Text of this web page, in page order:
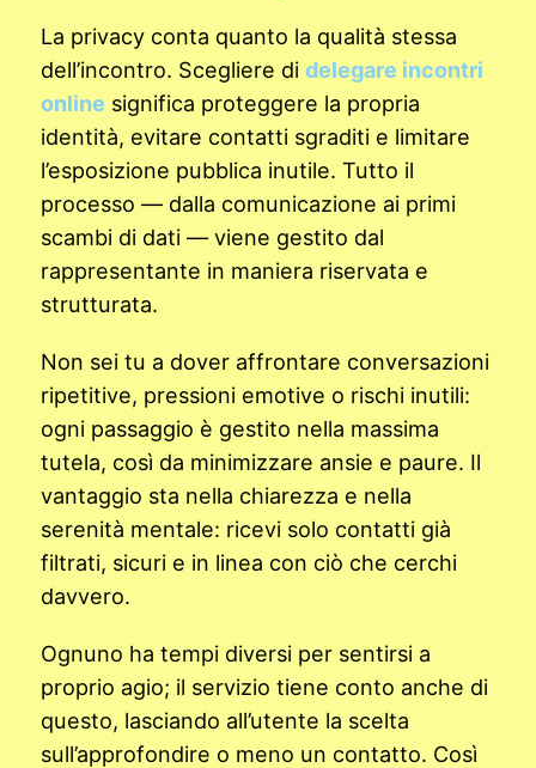
La privacy conta quanto la qualità stessa
dell’incontro. Scegliere di delegare incontri
online significa proteggere la propria
identità, evitare contatti sgraditi e limitare
l’esposizione pubblica inutile. Tutto il
processo — dalla comunicazione ai primi
scambi di dati — viene gestito dal
rappresentante in maniera riservata e
strutturata.
Non sei tu a dover affrontare conversazioni
ripetitive, pressioni emotive o rischi inutili:
ogni passaggio è gestito nella massima
tutela, così da minimizzare ansie e paure. Il
vantaggio sta nella chiarezza e nella
serenità mentale: ricevi solo contatti già
filtrati, sicuri e in linea con ciò che cerchi
davvero.
Ognuno ha tempi diversi per sentirsi a
proprio agio; il servizio tiene conto anche di
questo, lasciando all’utente la scelta
sull’approfondire o meno un contatto. Così